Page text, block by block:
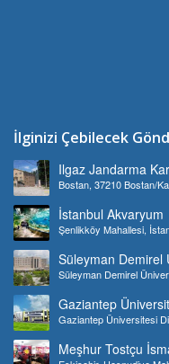
İlginizi Çebilecek
Ilgaz Jandarma
Bostan, 37210 Bostan/
İstanbul Akvaryum
Şenlikköy Mahallesi,
Süleyman Demirel
Süleyman Demirel
Gaziantep
Gaziantep Üniversitesi
Meşhur Tostçu